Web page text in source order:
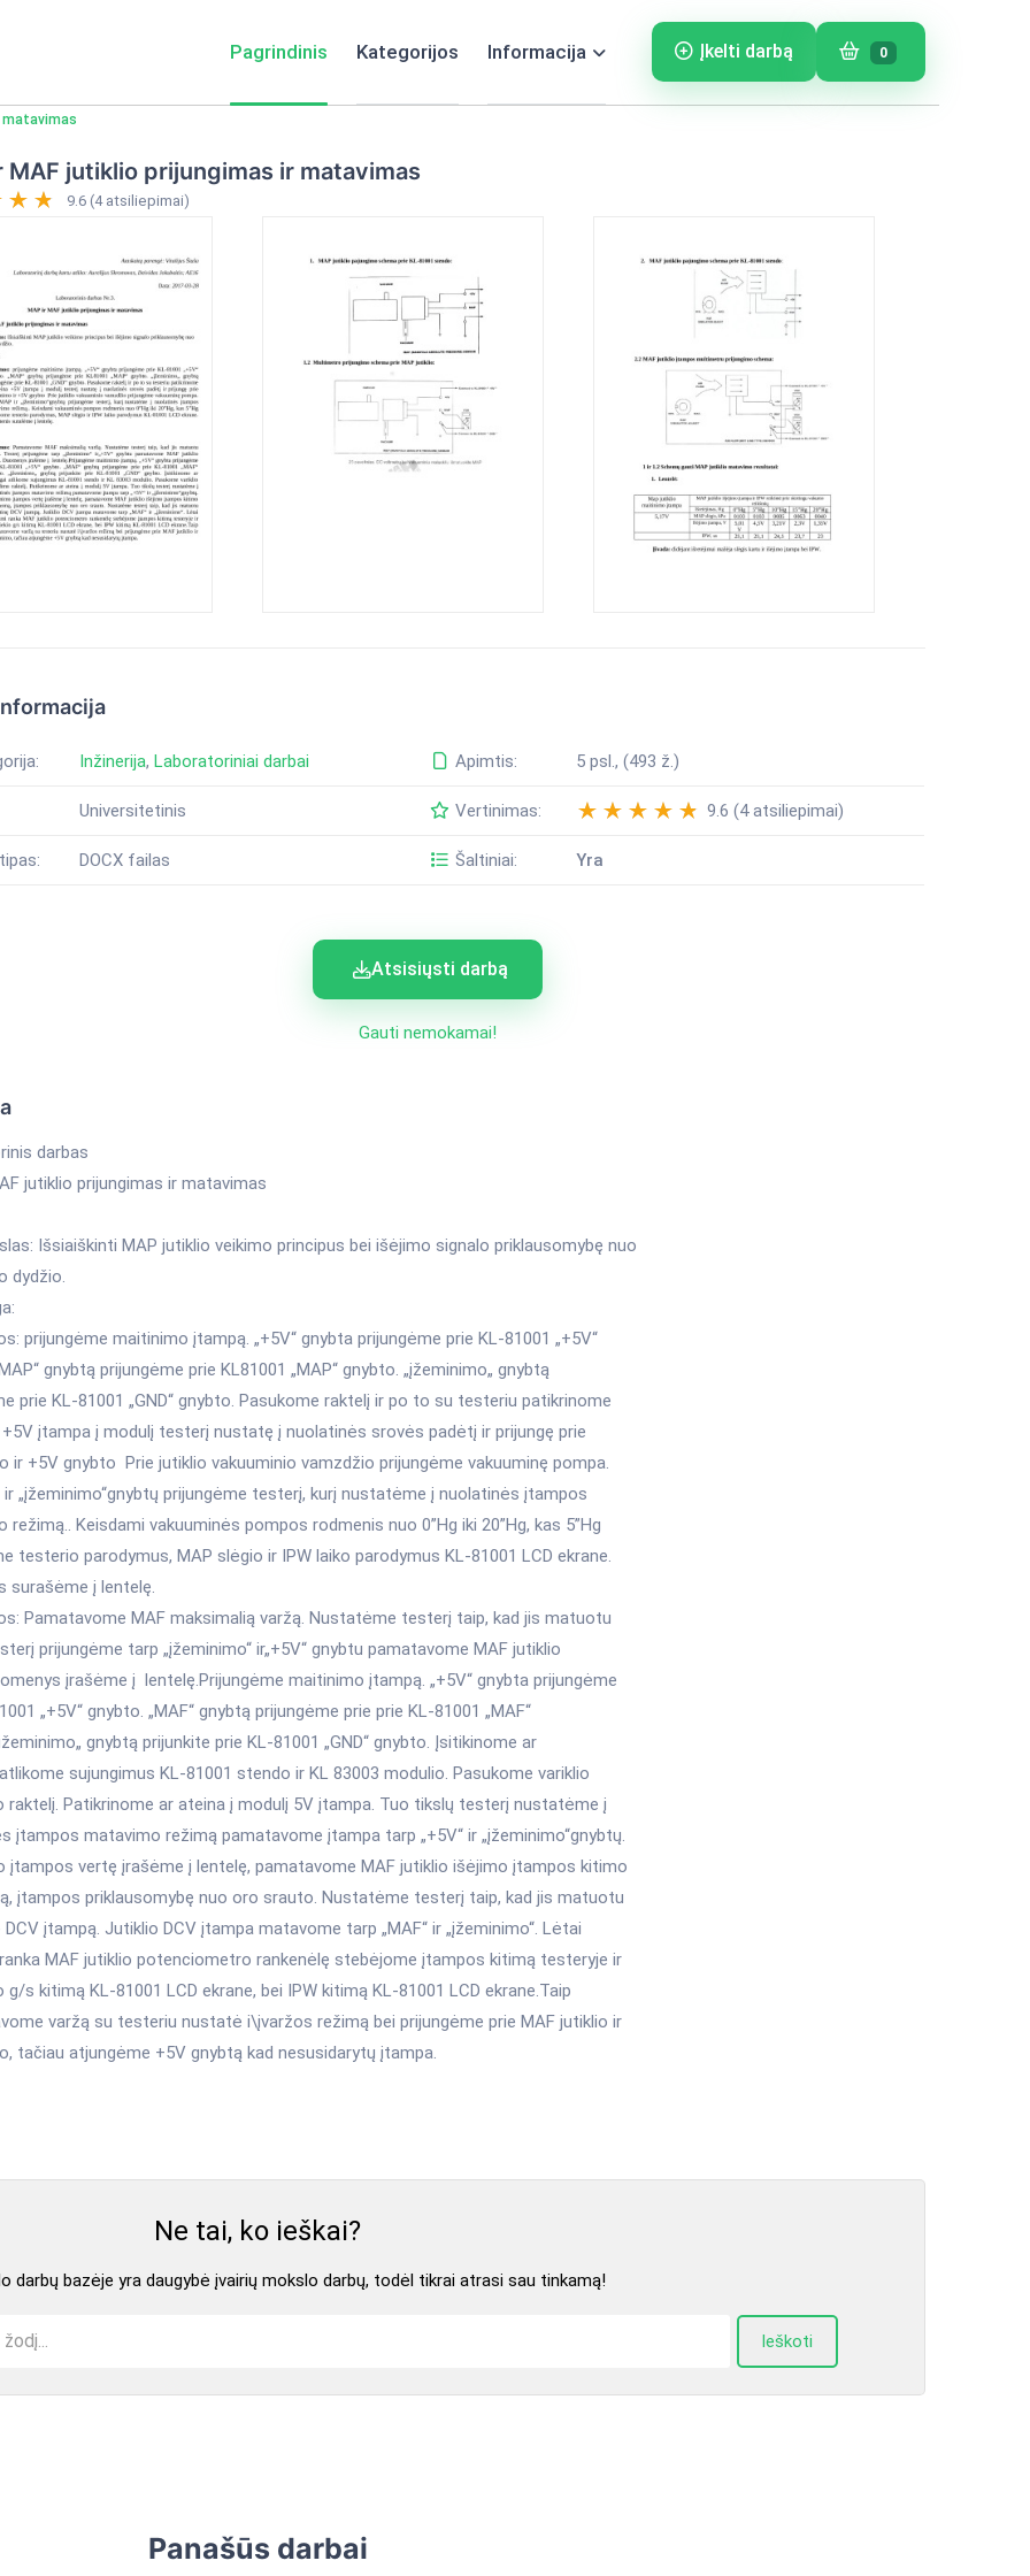
Pagrindinis Kategorijos Informacija Įkelti darbą 0
matavimas
MAF jutiklio prijungimas ir matavimas
9.6 (4 atsiliepimai)
Inžinerija, Laboratoriniai darbai
Universitetinis
DOCX failas
Apimtis: 5 psl., (493 ž.)
Vertinimas: 9.6 (4 atsiliepimai)
Šaltiniai: Yra
Atsisiųsti darbą
Gauti nemokamai!
darbas
jutiklio prijungimas ir matavimas
Išsiaiškinti MAP jutiklio veikimo principus bei išėjimo signalo priklausomybę nuo
dydžio.
prijungėme maitinimo įtampą. „+5V“ gnybta prijungėme prie KL-81001 „+5V“
gnybtą prijungėme prie KL81001 „MAP“ gnybto. „įžeminimo„ gnybtą
prie KL-81001 „GND“ gnybto. Pasukome raktelį ir po to su testeriu patikrinome
įtampa į modulį testerį nustatę į nuolatinės srovės padėtį ir prijungę prie
ir +5V gnybto Prie jutiklio vakuuminio vamzdžio prijungėme vakuuminę pompa.
ir „įžeminimo“gnybtų prijungėme testerį, kurį nustatėme į nuolatinės įtampos
režimą.. Keisdami vakuuminės pompos rodmenis nuo 0”Hg iki 20”Hg, kas 5”Hg
testerio parodymus, MAP slėgio ir IPW laiko parodymus KL-81001 LCD ekrane.
surašėme į lentelę.
Pamatavome MAF maksimalią varžą. Nustatėme testerį taip, kad jis matuotu
prijungėme tarp „įžeminimo“ ir„+5V“ gnybtu pamatavome MAF jutiklio
įrašėme į lentelę.Prijungėme maitinimo įtampą. „+5V“ gnybta prijungėme
„+5V“ gnybto. „MAF“ gnybtą prijungėme prie prie KL-81001 „MAF“
gnybtą prijunkite prie KL-81001 „GND“ gnybto. Įsitikinome ar
sujungimus KL-81001 stendo ir KL 83003 modulio. Pasukome variklio
raktelį. Patikrinome ar ateina į modulį 5V įtampa. Tuo tikslų testerį nustatėme į
įtampos matavimo režimą pamatavome įtampa tarp „+5V“ ir „įžeminimo“gnybtų.
įtampos vertę įrašėme į lentelę, pamatavome MAF jutiklio išėjimo įtampos kitimo
įtampos priklausomybę nuo oro srauto. Nustatėme testerį taip, kad jis matuotu
įtampą. Jutiklio DCV įtampa matavome tarp „MAF“ ir „įžeminimo“. Lėtai
MAF jutiklio potenciometro rankenėlę stebėjome įtampos kitimą testeryje ir
g/s kitimą KL-81001 LCD ekrane, bei IPW kitimą KL-81001 LCD ekrane.Taip
varžą su testeriu nustatė i\įvaržos režimą bei prijungėme prie MAF jutiklio ir
tačiau atjungėme +5V gnybtą kad nesusidarytų įtampa.
Ne tai, ko ieškai?
darbų bazėje yra daugybė įvairių mokslo darbų, todėl tikrai atrasi sau tinkamą!
Ieškoti
Panašūs darbai